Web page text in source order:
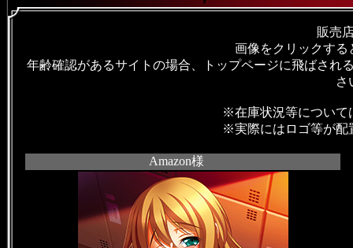
販売
画像をクリックする
年齢確認があるサイトの場合、トップページに飛ばされ
さ
※在庫状況等について
※実際にはロゴ等が配
Amazon様